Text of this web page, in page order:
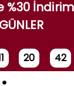
%30
GÜNLER
20 42